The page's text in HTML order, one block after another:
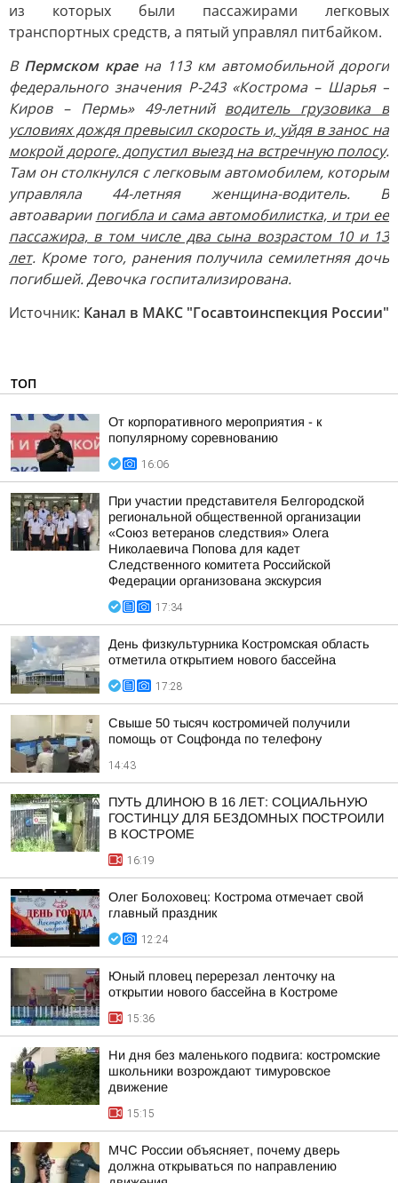
из которых были пассажирами легковых
транспортных средств, а пятый управлял питбайком.
В Пермском краена 113 км автомобильной дороги
федерального значения Р-243 «Кострома – Шарья –
Киров – Пермь» 49-летний водитель грузовика в
условиях дождя превысил скорость и, уйдя в занос на
мокрой дороге, допустил выезд на встречную полосу.
Там он столкнулся с легковым автомобилем, которым
управляла 44-летняя женщина-водитель. В
автоаварии погибла и сама автомобилистка, и три ее
пассажира, в том числе два сына возрастом 10 и 13
лет. Кроме того, ранения получила семилетняя дочь
погибшей. Девочка госпитализирована.
Источник: Канал в МАКС "Госавтоинспекция России"
ТОП
От корпоративного мероприятия - к
популярному соревнованию
16:06
При участии представителя Белгородской
региональной общественной организации
«Союз ветеранов следствия» Олега
Николаевича Попова для кадет
Следственного комитета Российской
Федерации организована экскурсия
17:34
День физкультурника Костромская область
отметила открытием нового бассейна
17:28
Свыше 50 тысяч костромичей получили
помощь от Соцфонда по телефону
14:43
ПУТЬ ДЛИНОЮ В 16 ЛЕТ: СОЦИАЛЬНУЮ
ГОСТИНЦУ ДЛЯ БЕЗДОМНЫХ ПОСТРОИЛИ
В КОСТРОМЕ
16:19
Олег Болоховец: Кострома отмечает свой
главный праздник
12:24
Юный пловец перерезал ленточку на
открытии нового бассейна в Костроме
15:36
Ни дня без маленького подвига: костромские
школьники возрождают тимуровское
движение
15:15
МЧС России объясняет, почему дверь
должна открываться по направлению